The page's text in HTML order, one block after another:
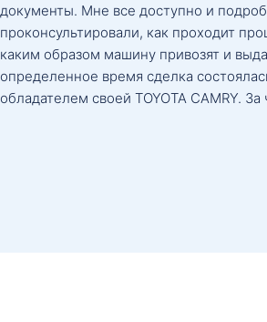
документы. Мне все доступно и
проконсультировали, как проходит
каким образом машину привозят и
определенное время сделка
обладателем своей TOYOTA CAMRY.